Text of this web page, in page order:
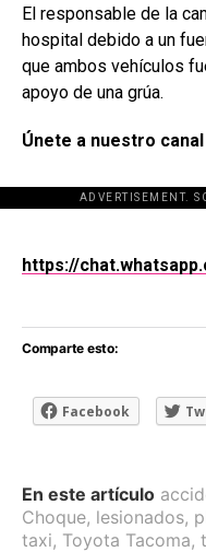
El responsable de la
hospital debido a un
que ambos vehículos
apoyo de una grúa.
Únete a nuestro
ADVERTISEMENT.
https://
Comparte esto:
Facebook
En este artículo
Choque, lesionados,
taxi, Toyota Tacoma,